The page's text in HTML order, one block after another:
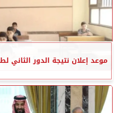
موعد إعلان نتيجة الدور الثاني